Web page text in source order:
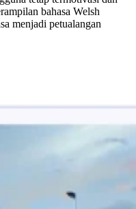
bahasa Welsh
menjadi petualangan